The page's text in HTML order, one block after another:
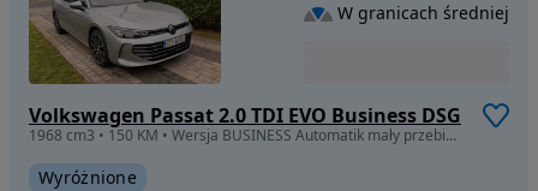
Volkswagen Passat 2.0 TDI EVO Business DSG
1968 cm3 • 150 KM • Wersja BUSINESS Automatik mały przebieg SERWISOWANY ASO
Wyróżnione
W granicach średniej